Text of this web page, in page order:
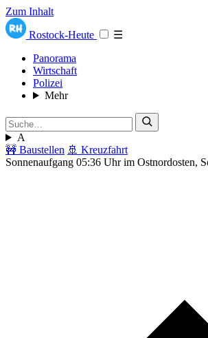
Zum Inhalt
Rostock-Heute
☰
Panorama
Wirtschaft
Polizei
Mehr
A
🚧 Baustellen 🚢 Kreuzfahrt
Sonnenaufgang 05:36 Uhr im Ostnordosten,